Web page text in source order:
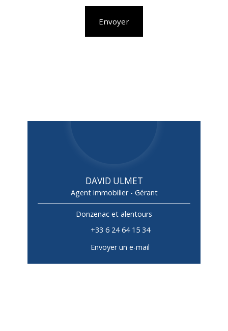
Envoyer
DAVID ULMET
Agent immobilier - Gérant
Donzenac et alentours
+33 6 24 64 15 34
Envoyer un e-mail